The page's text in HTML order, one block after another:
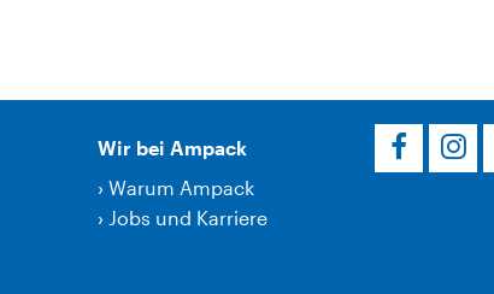
Wir bei Ampack
› Warum Ampack
› Jobs und Karriere